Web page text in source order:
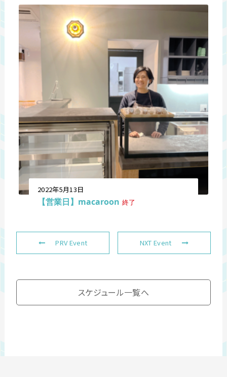
2022年5月13日
【営業日】macaroon 終了
PRV Event NXT Event
スケジュール一覧へ